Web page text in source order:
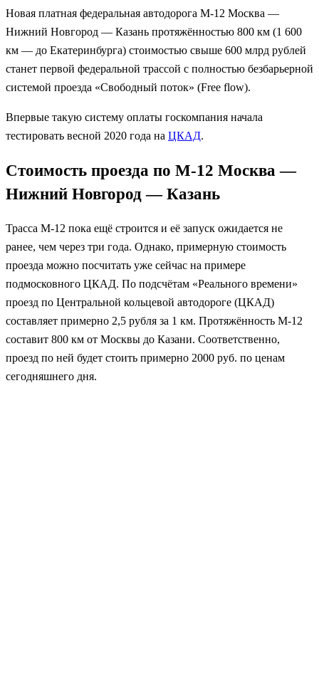
Новая платная федеральная автодорога М-12 Москва —
Нижний Новгород — Казань протяжённостью 800 км (1 600
км — до Екатеринбурга) стоимостью свыше 600 млрд рублей
станет первой федеральной трассой с полностью безбарьерной
системой проезда «Свободный поток» (Free flow).
Впервые такую систему оплаты госкомпания начала
тестировать весной 2020 года на ЦКАД.
Стоимость проезда по М-12 Москва —
Нижний Новгород — Казань
Трасса М-12 пока ещё строится и её запуск ожидается не
ранее, чем через три года. Однако, примерную стоимость
проезда можно посчитать уже сейчас на примере
подмосковного ЦКАД. По подсчётам «Реального времени»
проезд по Центральной кольцевой автодороге (ЦКАД)
составляет примерно 2,5 рубля за 1 км. Протяжённость М-12
составит 800 км от Москвы до Казани. Соответственно,
проезд по ней будет стоить примерно 2000 руб. по ценам
сегодняшнего дня.